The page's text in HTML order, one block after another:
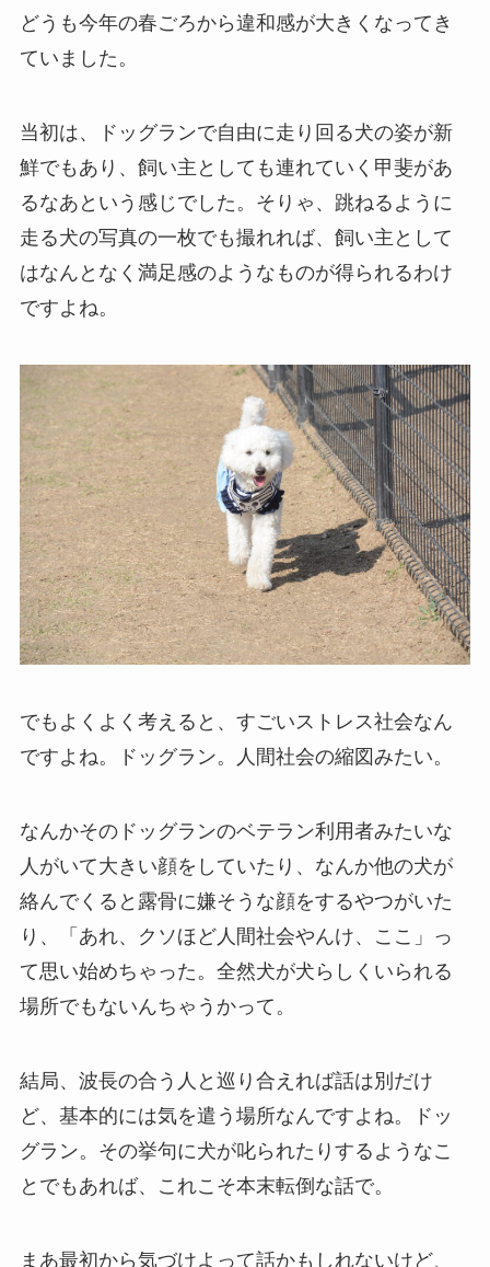
どうも今年の春ごろから違和感が大きくなってき
ていました。
当初は、ドッグランで自由に走り回る犬の姿が新
鮮でもあり、飼い主としても連れていく甲斐があ
るなあという感じでした。そりゃ、跳ねるように
走る犬の写真の一枚でも撮れれば、飼い主として
はなんとなく満足感のようなものが得られるわけ
ですよね。
でもよくよく考えると、すごいストレス社会なん
ですよね。ドッグラン。人間社会の縮図みたい。
なんかそのドッグランのベテラン利用者みたいな
人がいて大きい顔をしていたり、なんか他の犬が
絡んでくると露骨に嫌そうな顔をするやつがいた
り、「あれ、クソほど人間社会やんけ、ここ」っ
て思い始めちゃった。全然犬が犬らしくいられる
場所でもないんちゃうかって。
結局、波長の合う人と巡り合えれば話は別だけ
ど、基本的には気を遣う場所なんですよね。ドッ
グラン。その挙句に犬が叱られたりするようなこ
とでもあれば、これこそ本末転倒な話で。
まあ最初から気づけよって話かもしれないけど、